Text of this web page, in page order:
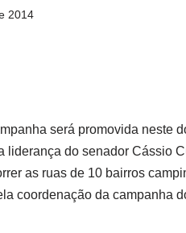
2014
será promovida neste
liderança do senador Cássio
as ruas de 10 bairros
coordenação da campanha